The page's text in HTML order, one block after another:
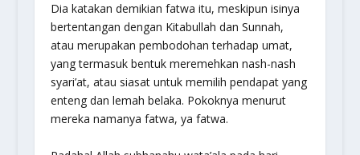
Dia katakan demikian fatwa itu, meskipun isinya
bertentangan dengan Kitabullah dan Sunnah,
atau merupakan pembodohan terhadap umat,
yang termasuk bentuk meremehkan nash-nash
syari’at, atau siasat untuk memilih pendapat yang
enteng dan lemah belaka. Pokoknya menurut
mereka namanya fatwa, ya fatwa.